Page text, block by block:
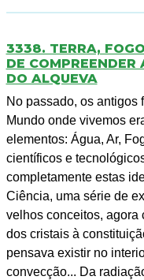
3338. TERRA,
DE
DO ALQUEVA
No passado, os antigos
Mundo onde vivemos
elementos: Água, Ar,
científicos e
completamente estas
Ciência, uma série de
velhos conceitos, agora
dos cristais à
pensava existir no
convecção... Da